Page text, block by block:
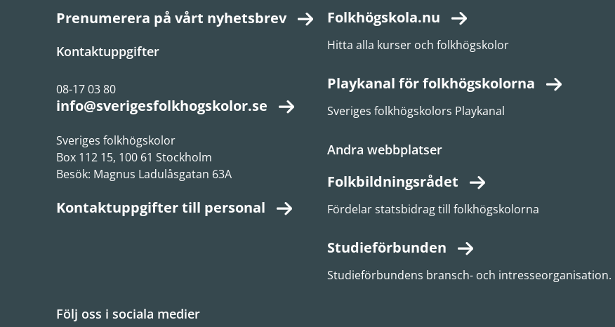
Prenumerera på vårt nyhetsbrev
Kontaktuppgifter
08-17 03 80
info@sverigesfolkhogskolor.se
Sveriges folkhögskolor
Box 112 15, 100 61 Stockholm
Besök: Magnus Ladulåsgatan 63A
Kontaktuppgifter till personal
Folkhögskola.nu
Hitta alla kurser och folkhögskolor
Playkanal för folkhögskolorna
Sveriges folkhögskolors Playkanal
Andra webbplatser
Folkbildningsrådet
Fördelar statsbidrag till folkhögskolorna
Studieförbunden
Studieförbundens bransch- och intresseorganisation.
Följ oss i sociala medier